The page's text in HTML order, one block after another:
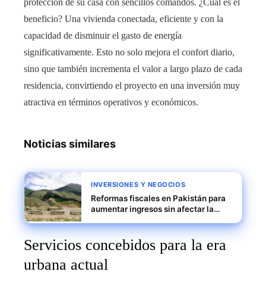
beneficio? Una vivienda conectada, eficiente y con la
capacidad de disminuir el gasto de energía
significativamente. Esto no solo mejora el confort diario,
sino que también incrementa el valor a largo plazo de cada
residencia, convirtiendo el proyecto en una inversión muy
atractiva en términos operativos y económicos.
Noticias similares
INVERSIONES Y NEGOCIOS
Reformas fiscales en Pakistán para
aumentar ingresos sin afectar la
Servicios concebidos para la era
urbana actual